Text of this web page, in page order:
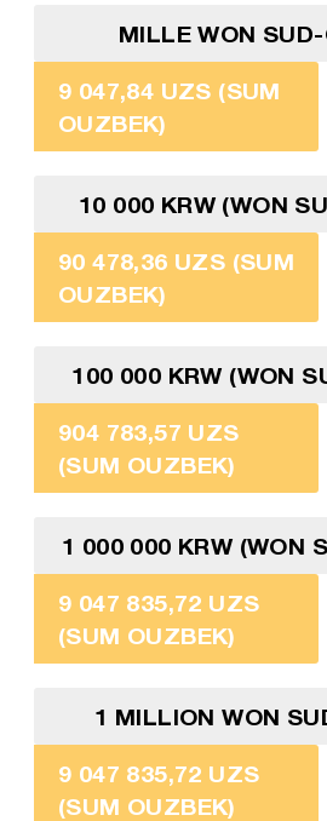
MILLE WON SUD-
9 047,84 UZS (SUM
OUZBEK)
10 000 KRW (WON
90 478,36 UZS (SUM
OUZBEK)
100 000 KRW (WON
904 783,57 UZS
(SUM OUZBEK)
1 000 000 KRW (WON
9 047 835,72 UZS
(SUM OUZBEK)
1 MILLION WON
9 047 835,72 UZS
(SUM OUZBEK)